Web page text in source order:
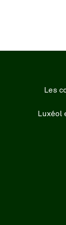
Les
Luxéol